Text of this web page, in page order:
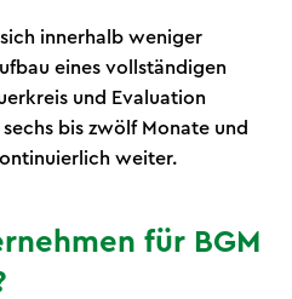
innerhalb weniger
eines vollständigen
und Evaluation
bis zwölf Monate und
weiter.
für BGM